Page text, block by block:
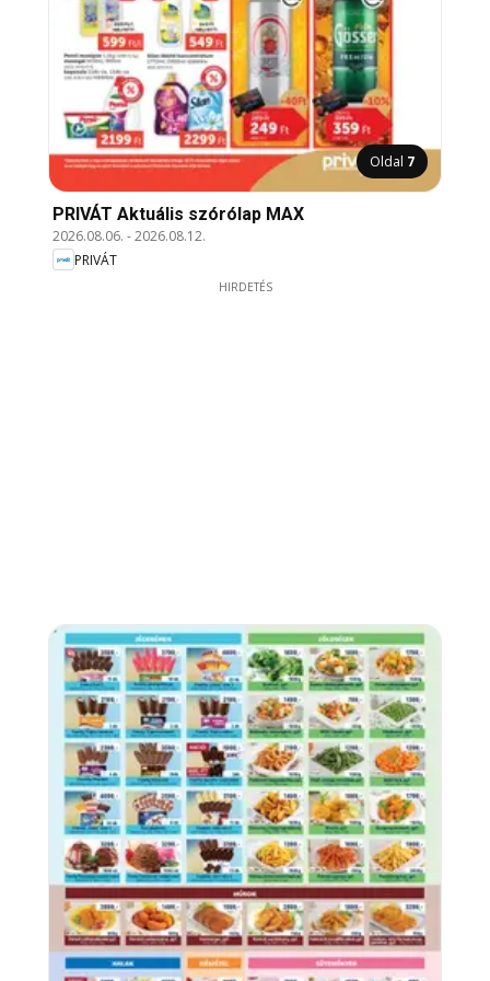
Oldal 7
PRIVÁT Aktuális szórólap MAX
2026.08.06. -2026.08.12.
PRIVÁT
HIRDETÉS